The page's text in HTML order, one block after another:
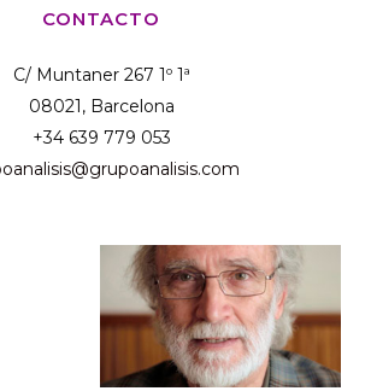
CONTACTO
C/ Muntaner 267 1º 1ª
08021, Barcelona
+34 639 779 053